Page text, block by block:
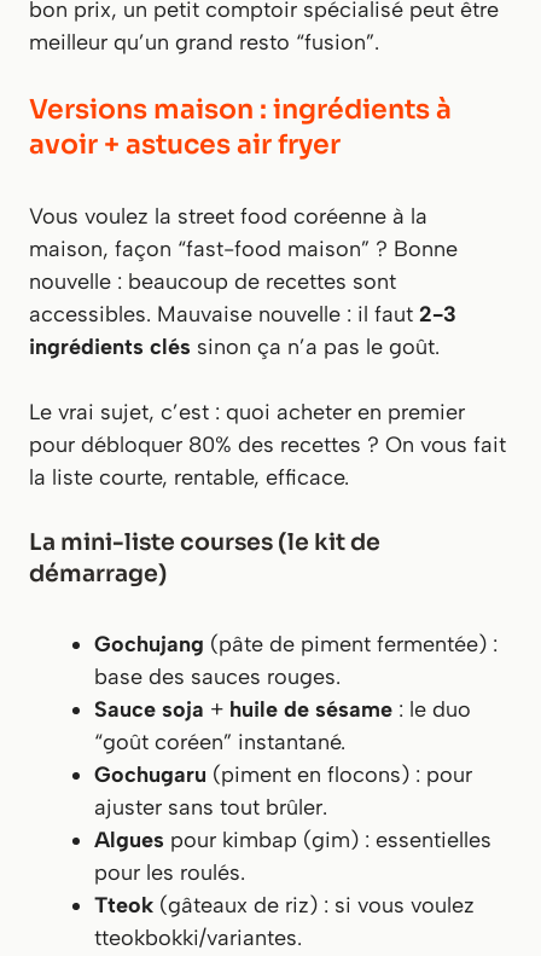
bon prix, un petit comptoir spécialisé peut être
meilleur qu’un grand resto “fusion”.
Versions maison : ingrédients à
avoir + astuces air fryer
Vous voulez la street food coréenne à la
maison, façon “fast-food maison” ? Bonne
nouvelle : beaucoup de recettes sont
accessibles. Mauvaise nouvelle : il faut 2-3
ingrédients clés sinon ça n’a pas le goût.
Le vrai sujet, c’est : quoi acheter en premier
pour débloquer 80% des recettes ? On vous fait
la liste courte, rentable, efficace.
La mini-liste courses (le kit de
démarrage)
Gochujang (pâte de piment fermentée) :
base des sauces rouges.
Sauce soja + huile de sésame : le duo
“goût coréen” instantané.
Gochugaru (piment en flocons) : pour
ajuster sans tout brûler.
Algues pour kimbap (gim) : essentielles
pour les roulés.
Tteok (gâteaux de riz) : si vous voulez
tteokbokki/variantes.